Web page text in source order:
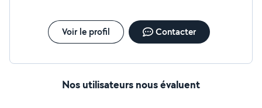
Voir le profil Contacter
Nos utilisateurs nous évaluent